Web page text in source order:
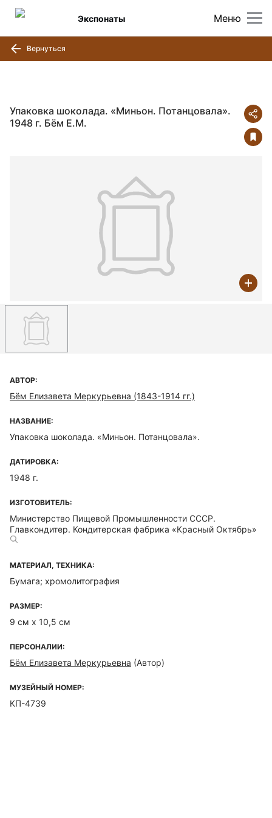
Меню
Экспонаты
Вернуться
Упаковка шоколада. «Миньон. Потанцовала».
1948 г. Бём Е.М.
АВТОР:
Бём Елизавета Меркурьевна (1843-1914 гг.)
НАЗВАНИЕ:
Упаковка шоколада. «Миньон. Потанцовала».
ДАТИРОВКА:
1948 г.
ИЗГОТОВИТЕЛЬ:
Министерство Пищевой Промышленности СССР.
Главкондитер. Кондитерская фабрика «Красный Октябрь»
МАТЕРИАЛ, ТЕХНИКА:
Бумага; хромолитография
РАЗМЕР:
9 см х 10,5 см
ПЕРСОНАЛИИ:
Бём Елизавета Меркурьевна (Автор)
МУЗЕЙНЫЙ НОМЕР:
КП-4739